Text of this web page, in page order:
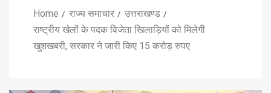
Home राज्य समाचार
उत्तराखण्ड
राष्ट्रीय खेलों के पदक विजेता खिलाड़ियों को मिलेगी
खुशखबरी, सरकार ने जारी किए 15 करोड़ रुपए